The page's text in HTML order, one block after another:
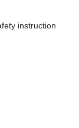
instruction